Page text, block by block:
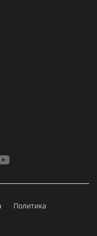
Политика